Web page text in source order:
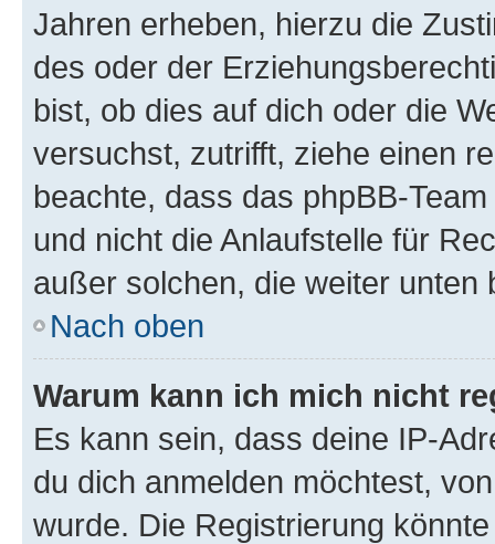
Jahren erheben, hierzu die
des oder der
bist, ob dies auf dich oder die
versuchst, zutrifft, ziehe einen
beachte, dass das phpBB-
und nicht die Anlaufstelle für
außer solchen, die weiter unten
Nach oben
Warum kann ich mich nicht
Es kann sein, dass deine IP-
du dich anmelden möchtest,
wurde. Die Registrierung